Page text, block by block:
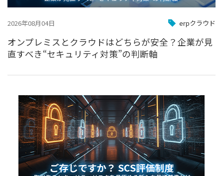
2026年08月04日 erpクラウド
オンプレミスとクラウドはどちらが安全？企業が見
直すべき“セキュリティ対策”の判断軸